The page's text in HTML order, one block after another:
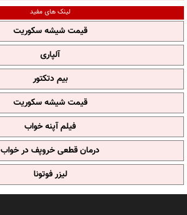
لینک های مفید
قیمت شیشه سکوریت
آلپاری
بیم دتکتور
قیمت شیشه سکوریت
فیلم آپنه خواب
درمان قطعی خروپف در خواب
لیزر فوتونا